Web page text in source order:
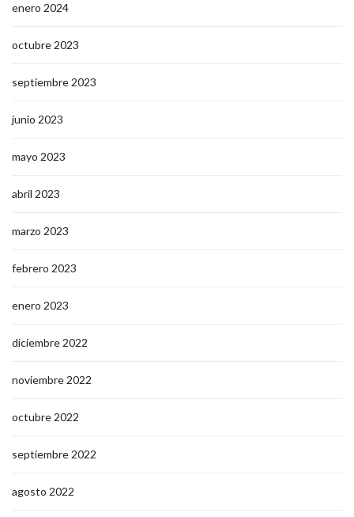
enero 2024
octubre 2023
septiembre 2023
junio 2023
mayo 2023
abril 2023
marzo 2023
febrero 2023
enero 2023
diciembre 2022
noviembre 2022
octubre 2022
septiembre 2022
agosto 2022